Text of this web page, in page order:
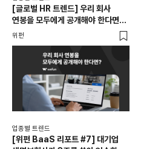
[글로벌 HR 트렌드] 우리 회사
연봉을 모두에게 공개해야 한다면? |
급여 투명성 법, 해외 사례, 연봉
위펀
업종별 트렌드
[위펀 BaaS 리포트 #7] 대기업